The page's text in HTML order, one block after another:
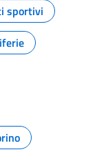
sportivi